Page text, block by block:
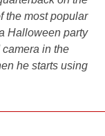
the most popular
Halloween party
in the
he starts using